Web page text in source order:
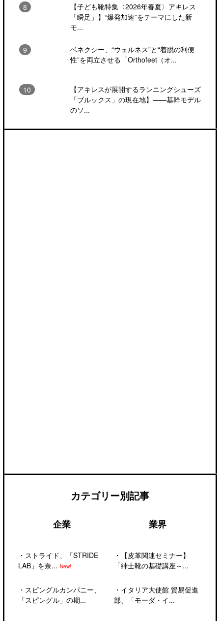
【子ども靴特集〈2026年春夏〉アキレス
「瞬足」】“爆発加速”をテーマにした新
モ...
ベネクシー、“ウェルネス”と“着脱の利便
性”を両立させる「Orthofeet（オ...
【アキレスが展開するランニングシューズ
「ブルックス」の現在地】――基幹モデル
のソ...
カテゴリー別記事
企業
・ ストライド、「STRIDE
LAB」を奈... New!
・ スピングルカンパニー、
「スピングル」の期...
業界
・
【皮革関連セミナー】
「紳士靴の基礎講座～...
・ イタリア大使館 貿易促進
部、「モーダ・イ...